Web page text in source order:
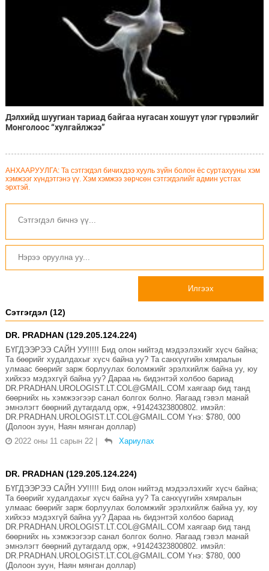
Дэлхийд шуугиан тариад байгаа нугасан хошуут үлэг гүрвэлийг
Монголоос “хулгайлжээ”
АНХААРУУЛГА: Та сэтгэгдэл бичихдээ хууль зүйн болон ёс суртахууны хэм
хэмжээг хүндэтгэнэ үү. Хэм хэмжээ зөрчсөн сэтгэгдэлийг админ устгах
эрхтэй.
Илгээх
Сэтгэгдэл (12)
DR. PRADHAN (129.205.124.224)
БҮГДЭЭРЭЭ САЙН УУ!!!!! Бид олон нийтэд мэдээлэхийг хүсч байна;
Та бөөрийг худалдахыг хүсч байна уу? Та санхүүгийн хямралын
улмаас бөөрийг зарж борлуулах боломжийг эрэлхийлж байна уу, юу
хийхээ мэдэхгүй байна уу? Дараа нь бидэнтэй холбоо бариад
DR.PRADHAN.UROLOGIST.LT.COL@GMAIL.COM хаягаар бид танд
бөөрнийх нь хэмжээгээр санал болгох болно. Яагаад гэвэл манай
эмнэлэгт бөөрний дутагдалд орж, +91424323800802. имэйл:
DR.PRADHAN.UROLOGIST.LT.COL@GMAIL.COM Yнэ: $780, 000
(Долоон зуун, Наян мянган доллар)
2022 оны 11 сарын 22
Хариулах
DR. PRADHAN (129.205.124.224)
БҮГДЭЭРЭЭ САЙН УУ!!!!! Бид олон нийтэд мэдээлэхийг хүсч байна;
Та бөөрийг худалдахыг хүсч байна уу? Та санхүүгийн хямралын
улмаас бөөрийг зарж борлуулах боломжийг эрэлхийлж байна уу, юу
хийхээ мэдэхгүй байна уу? Дараа нь бидэнтэй холбоо бариад
DR.PRADHAN.UROLOGIST.LT.COL@GMAIL.COM хаягаар бид танд
бөөрнийх нь хэмжээгээр санал болгох болно. Яагаад гэвэл манай
эмнэлэгт бөөрний дутагдалд орж, +91424323800802. имэйл:
DR.PRADHAN.UROLOGIST.LT.COL@GMAIL.COM Yнэ: $780, 000
(Долоон зуун, Наян мянган доллар)